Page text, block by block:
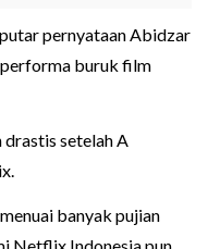
pernyataan Abidzar
buruk film
setelah A
banyak pujian
Netflix Indonesia pun